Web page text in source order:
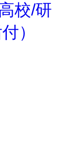
校/研
）